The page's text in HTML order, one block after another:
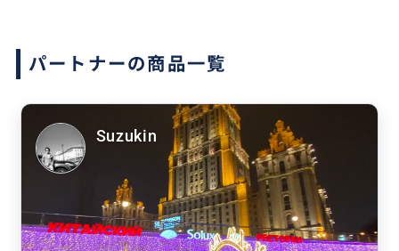
パートナーの商品一覧
Suzukin